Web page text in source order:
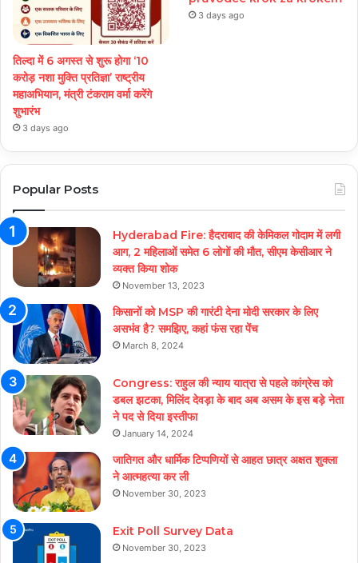
तिल्दा में 6 अगस्त से शुरू होगा ‘10
करोड़ नशा मुक्ति प्रतिज्ञा’ राष्ट्रीय
महाअभियान, मंत्री टंकराम वर्मा करेंगे
शुभारंभ
3 days ago
3 days ago
Popular Posts
Hyderabad Fire: हैदराबाद की केमिकल गोदाम में लगी
आग, 2 महिलाओं समेत 6 लोगों की मौत, सीएम केसीआर ने
व्यक्त किया शोक
November 13, 2023
किसानों को MSP की गारंटी देना मोदी सरकार के लिए
असभंव है? समझिए, कहां फंस रहा पेंच
March 8, 2024
Congress: राहुल की न्याय यात्रा से पहले कांग्रेस को
डबल झटका, मिलिंद देवड़ा के बाद अब असम के इस बड़े नेता
ने पद से दिया इस्तीफा
January 14, 2024
जातिगत और धार्मिक टिप्पणियों से आहत छात्र अक्षत शुक्ला
ने आत्महत्या कर ली
November 30, 2023
Exit Poll Survey Data
November 30, 2023